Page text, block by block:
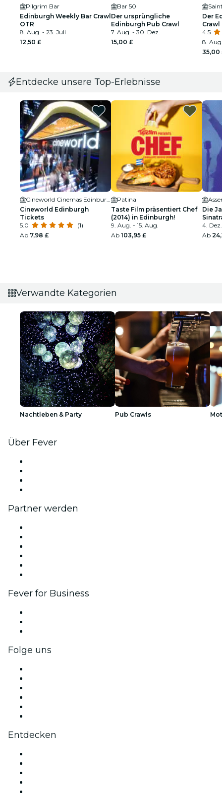
Pilgrim Bar
Edinburgh Weekly Bar Crawl
OTR
8. Aug. - 23. Juli
12,50 £
Bar 50
Der ursprüngliche
Edinburgh Pub Crawl
7. Aug. - 30. Dez.
15,00 £
Der
Crawl
4.5
8.
35,00
Entdecke unsere Top-Erlebnisse
Cineworld Edinburgh
Tickets
5.0
(1)
Ab 7,98 £
Patina
Taste Film präsentiert Chef
(2014) in Edinburgh!
9. Aug. - 15. Aug.
Ab 103,95 £
Die
Tribut
4.
Ab
Verwandte Kategorien
Nachtleben & Party Pub Crawls
Über Fever
Partner werden
Fever for Business
Folge uns
Entdecken